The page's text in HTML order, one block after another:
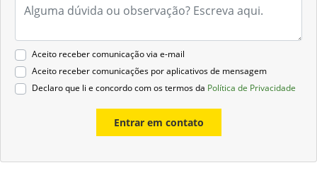
Aceito receber comunicação via e-mail
Aceito receber comunicações por aplicativos de mensagem
Declaro que li e concordo com os termos da Política de Privacidade
Entrar em contato